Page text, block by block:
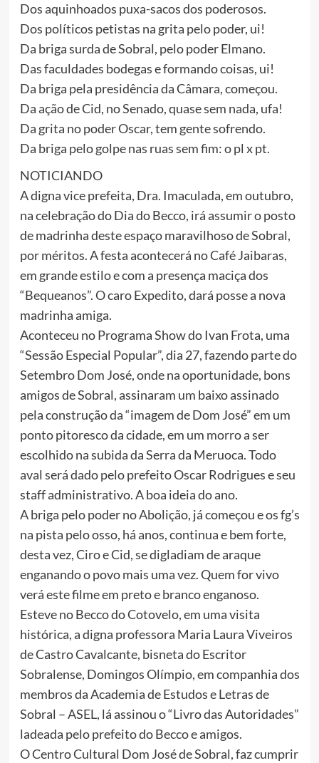
Dos aquinhoados puxa-sacos dos poderosos.
Dos políticos petistas na grita pelo poder, ui!
Da briga surda de Sobral, pelo poder Elmano.
Das faculdades bodegas e formando coisas, ui!
Da briga pela presidência da Câmara, começou.
Da ação de Cid, no Senado, quase sem nada, ufa!
Da grita no poder Oscar, tem gente sofrendo.
Da briga pelo golpe nas ruas sem fim: o pl x pt.
NOTICIANDO
A digna vice prefeita, Dra. Imaculada, em outubro,
na celebração do Dia do Becco, irá assumir o posto
de madrinha deste espaço maravilhoso de Sobral,
por méritos. A festa acontecerá no Café Jaibaras,
em grande estilo e com a presença maciça dos
“Bequeanos”. O caro Expedito, dará posse a nova
madrinha amiga.
Aconteceu no Programa Show do Ivan Frota, uma
“Sessão Especial Popular”, dia 27, fazendo parte do
Setembro Dom José, onde na oportunidade, bons
amigos de Sobral, assinaram um baixo assinado
pela construção da “imagem de Dom José” em um
ponto pitoresco da cidade, em um morro a ser
escolhido na subida da Serra da Meruoca. Todo
aval será dado pelo prefeito Oscar Rodrigues e seu
staff administrativo. A boa ideia do ano.
A briga pelo poder no Abolição, já começou e os fg’s
na pista pelo osso, há anos, continua e bem forte,
desta vez, Ciro e Cid, se digladiam de araque
enganando o povo mais uma vez. Quem for vivo
verá este filme em preto e branco enganoso.
Esteve no Becco do Cotovelo, em uma visita
histórica, a digna professora Maria Laura Viveiros
de Castro Cavalcante, bisneta do Escritor
Sobralense, Domingos Olímpio, em companhia dos
membros da Academia de Estudos e Letras de
Sobral – ASEL, lá assinou o “Livro das Autoridades”
ladeada pelo prefeito do Becco e amigos.
O Centro Cultural Dom José de Sobral, faz cumprir